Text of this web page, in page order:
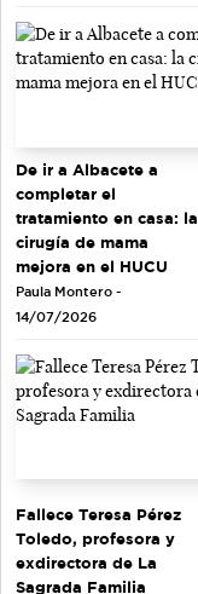
De ir a Albacete a
completar el
tratamiento en casa: la
cirugía de mama
mejora en el HUCU
Paula Montero -
14/07/2026
Fallece Teresa Pérez
Toledo, profesora y
exdirectora de La
Sagrada Familia